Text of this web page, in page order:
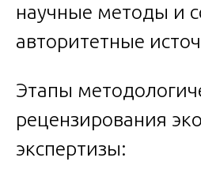
научные методы и
авторитетные
Этапы
рецензирования
экспертизы: